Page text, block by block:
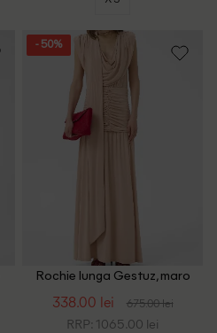
- 50%
Rochie lunga Gestuz, maro
338.00 lei 675.00 lei
RRP: 1065.00 lei